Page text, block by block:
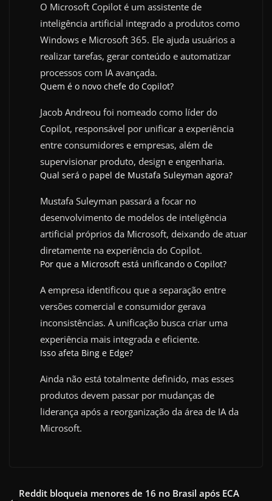
O Microsoft Copilot é um assistente de
inteligência artificial integrado a produtos como
Windows e Microsoft 365. Ele ajuda usuários a
realizar tarefas, gerar conteúdo e automatizar
processos com IA avançada.
Quem é o novo chefe do Copilot?
Jacob Andreou foi nomeado como líder do
Copilot, responsável por unificar a experiência
entre consumidores e empresas, além de
supervisionar produto, design e engenharia.
Qual será o papel de Mustafa Suleyman agora?
Mustafa Suleyman passará a focar no
desenvolvimento de modelos de inteligência
artificial próprios da Microsoft, deixando de atuar
diretamente na experiência do Copilot.
Por que a Microsoft está unificando o Copilot?
A empresa identificou que a separação entre
versões comercial e consumidor gerava
inconsistências. A unificação busca criar uma
experiência mais integrada e eficiente.
Isso afeta Bing e Edge?
Ainda não está totalmente definido, mas esses
produtos devem passar por mudanças de
liderança após a reorganização da área de IA da
Microsoft.
Reddit bloqueia menores de 16 no Brasil após ECA